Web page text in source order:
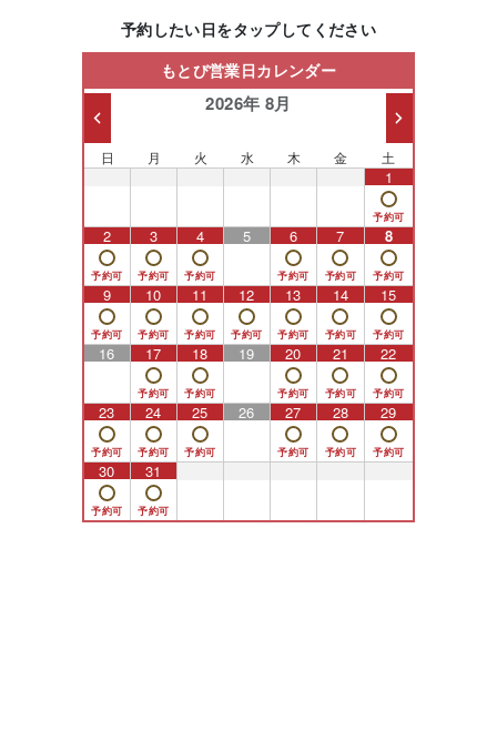
予約したい日をタップしてください
もとび営業日カレンダー
2026年 8月
日 月 火 水 木 金 土
1
2 3 4 5 6 7 8
9 10 11 12 13 14 15
16 17 18 19 20 21 22
23 24 25 26 27 28 29
30 31